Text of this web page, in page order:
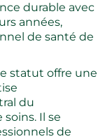
durable avec
années,
de santé de
statut offre une
du
Il se
de